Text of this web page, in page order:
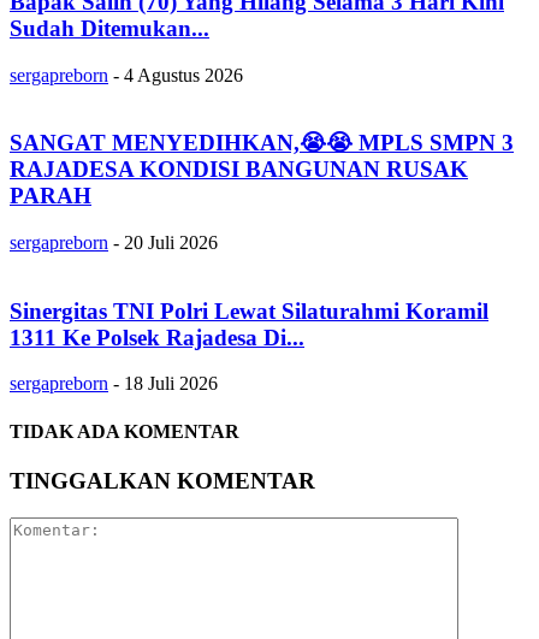
Sudah Ditemukan...
sergapreborn - 4 Agustus 2026
SANGAT MENYEDIHKAN,😭😭 MPLS SMPN 3
RAJADESA KONDISI BANGUNAN RUSAK
PARAH
sergapreborn - 20 Juli 2026
Sinergitas TNI Polri Lewat Silaturahmi Koramil
1311 Ke Polsek Rajadesa Di...
sergapreborn - 18 Juli 2026
TIDAK ADA KOMENTAR
TINGGALKAN KOMENTAR